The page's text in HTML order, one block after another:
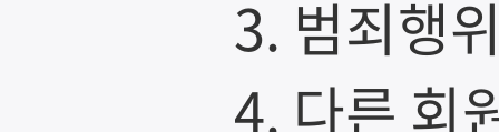
3. 범죄행
4. 다른 회